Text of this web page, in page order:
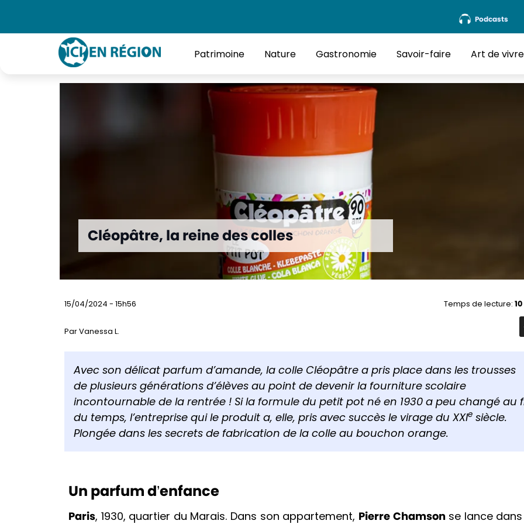
Podcasts
Patrimoine Nature Gastronomie Savoir-faire Art de vivre
Cléopâtre, la reine des colles
15/04/2024 - 15h56 Temps de lecture:
Par Vanessa L.
Avec son délicat parfum d’amande, la colle Cléopâtre a pris place dans les trousses
de plusieurs générations d’élèves au point de devenir la fourniture scolaire
incontournable de la rentrée ! Si la formule du petit pot né en 1930 a peu changé au
du temps, l’entreprise qui le produit a, elle, pris avec succès le virage du XXIesiècle.
Plongée dans les secrets de fabrication de la colle au bouchon orange.
Un parfum d’enfance
Paris, 1930, quartier du Marais. Dans son appartement, Pierre Chamsonse lance